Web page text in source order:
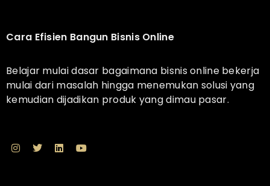
Cara Efisien Bangun Bisnis Online
Belajar mulai dasar bagaimana bisnis online bekerja
mulai dari masalah hingga menemukan solusi yang
kemudian dijadikan produk yang dimau pasar.